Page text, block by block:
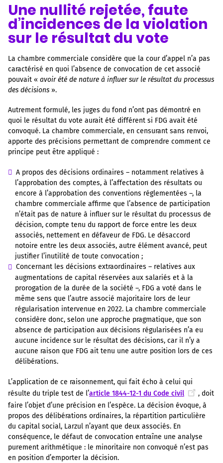
Une nullité rejetée, faute
d’incidences de la violation
sur le résultat du vote
La chambre commerciale considère que la cour d’appel n’a pas
caractérisé en quoi l’absence de convocation de cet associé
pouvait « avoir été de nature à influer sur le résultat du processus
des décisions ».
Autrement formulé, les juges du fond n’ont pas démontré en
quoi le résultat du vote aurait été différent si FDG avait été
convoqué. La chambre commerciale, en censurant sans renvoi,
apporte des précisions permettant de comprendre comment ce
principe peut être appliqué :
A propos des décisions ordinaires – notamment relatives à
l’approbation des comptes, à l’affectation des résultats ou
encore à l’approbation des conventions réglementées –, la
chambre commerciale affirme que l’absence de participation
n’était pas de nature à influer sur le résultat du processus de
décision, compte tenu du rapport de force entre les deux
associés, nettement en défaveur de FDG. Le désaccord
notoire entre les deux associés, autre élément avancé, peut
justifier l’inutilité de toute convocation ;
Concernant les décisions extraordinaires – relatives aux
augmentations de capital réservées aux salariés et à la
prorogation de la durée de la société –, FDG a voté dans le
même sens que l’autre associé majoritaire lors de leur
régularisation intervenue en 2022. La chambre commerciale
considère donc, selon une approche pragmatique, que son
absence de participation aux décisions régularisées n’a eu
aucune incidence sur le résultat des décisions, car il n’y a
aucune raison que FDG ait tenu une autre position lors de ces
délibérations.
L’application de ce raisonnement, qui fait écho à celui qui
résulte du triple test de l’article 1844-12-1 du Code civil
, doit
faire l’objet d’une précision en l’espèce. La décision évoque, à
propos des délibérations ordinaires, la répartition particulière
du capital social, Larzul n’ayant que deux associés. En
conséquence, le défaut de convocation entraîne une analyse
purement arithmétique : le minoritaire non convoqué n’est pas
en position d’emporter la décision.